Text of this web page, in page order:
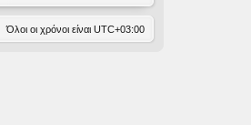
Όλοι οι χρόνοι είναι UTC+03:00